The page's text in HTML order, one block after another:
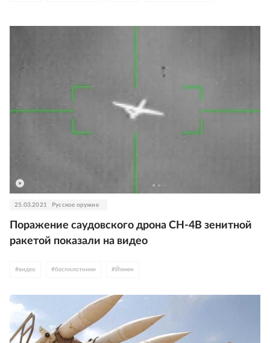
25.03.2021 Русское оружие
Поражение саудовского дрона СН-4В зенитной
ракетой показали на видео
#видео #беспилотники # Йемен